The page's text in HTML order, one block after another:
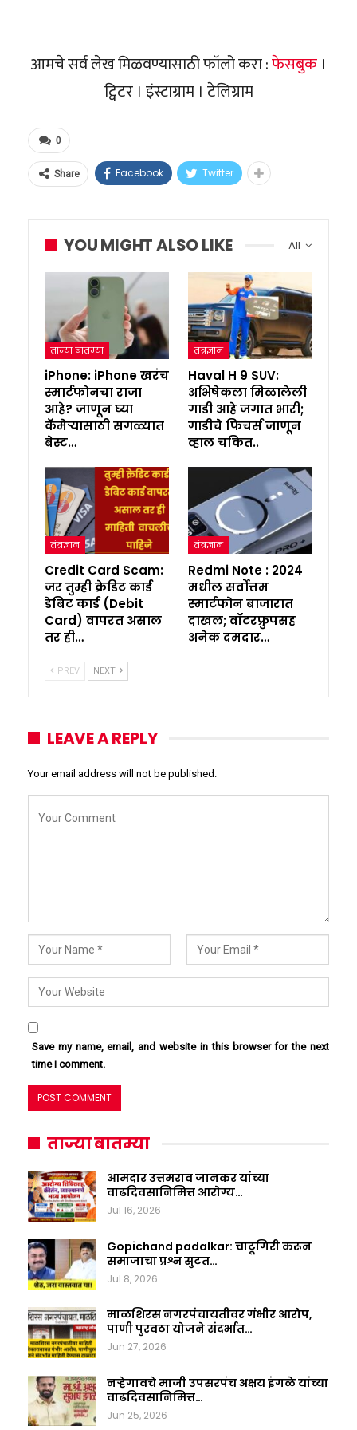
आमचे सर्व लेख मिळवण्यासाठी फॉलो करा :फेसबुक ।
ट्विटर । इंस्टाग्राम । टेलिग्राम
0
Share Facebook Twitter
All
YOU MIGHT ALSO LIKE
ताज्या बातम्या
iPhone: iPhone खरंच
स्मार्टफोनचा राजा
आहे? जाणून घ्या
कॅमेऱ्यासाठी सगळ्यात
बेस्ट…
तंत्रज्ञान
Haval H 9 SUV:
अभिषेकला मिळालेली
गाडी आहे जगात भारी;
गाडीचे फिचर्स जाणून
व्हाल चकित..
तंत्रज्ञान
Credit Card Scam:
जर तुम्ही क्रेडिट कार्ड
डेबिट कार्ड (Debit
Card) वापरत असाल
तर ही…
तंत्रज्ञान
Redmi Note : 2024
मधील सर्वोत्तम
स्मार्टफोन बाजारात
दाखल; वॉटरफ्रुपसह
अनेक दमदार…
PREV NEXT
LEAVE A REPLY
Your email address will not be published.
Save my name, email, and website in this browser for the next
time I comment.
ताज्या बातम्या
आमदार उत्तमराव जानकर यांच्या
वाढदिवसानिमित्त आरोग्य…
Jul 16, 2026
Gopichand padalkar: चाटूगिरी करून
समाजाचा प्रश्न सुटत…
Jul 8, 2026
माळशिरस नगरपंचायतीवर गंभीर आरोप,
पाणी पुरवठा योजने संदर्भात…
Jun 27, 2026
नऱ्हेगावचे माजी उपसरपंच अक्षय इंगळे यांच्या
वाढदिवसानिमित्त…
Jun 25, 2026